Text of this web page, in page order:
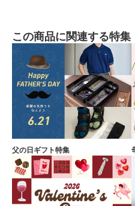
この商品に関連する特集
父の日ギフト特集